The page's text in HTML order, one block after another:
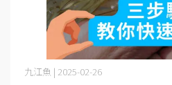
九江魚 | 2025-02-26